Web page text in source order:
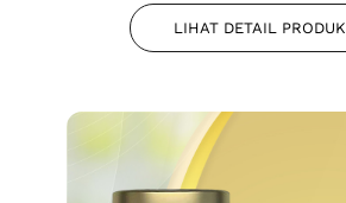
LIHAT DETAIL PRODUK